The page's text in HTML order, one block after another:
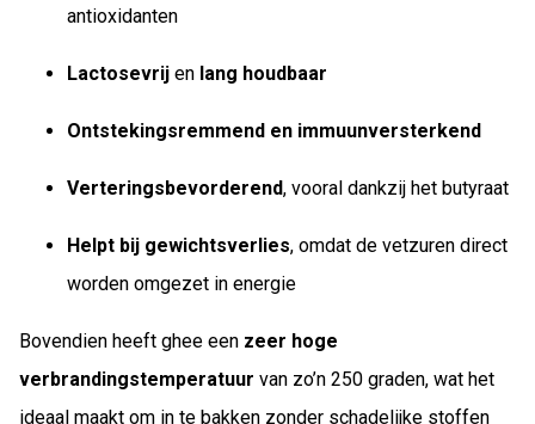
antioxidanten
Lactosevrij en lang houdbaar
Ontstekingsremmend en immuunversterkend
Verteringsbevorderend, vooral dankzij het butyraat
Helpt bij gewichtsverlies, omdat de vetzuren direct
worden omgezet in energie
Bovendien heeft ghee een zeer hoge
verbrandingstemperatuur van zo’n 250 graden, wat het
ideaal maakt om in te bakken zonder schadelijke stoffen